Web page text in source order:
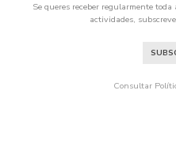
Se queres receber regularmente
actividades,
Consultar